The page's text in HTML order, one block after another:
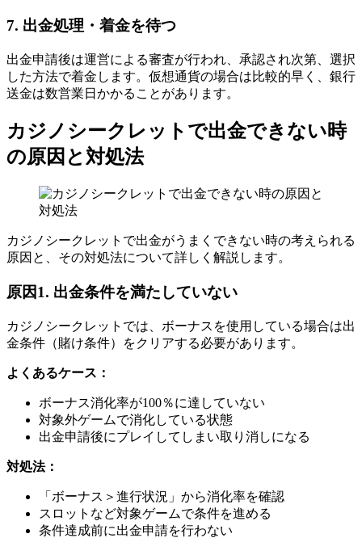
7. 出金処理・着金を待つ
出金申請後は運営による審査が行われ、承認され次第、選択
した方法で着金します。仮想通貨の場合は比較的早く、銀行
送金は数営業日かかることがあります。
カジノシークレットで出金できない時
の原因と対処法
カジノシークレットで出金がうまくできない時の考えられる
原因と、その対処法について詳しく解説します。
原因1. 出金条件を満たしていない
カジノシークレットでは、ボーナスを使用している場合は出
金条件（賭け条件）をクリアする必要があります。
よくあるケース：
ボーナス消化率が100％に達していない
対象外ゲームで消化している状態
出金申請後にプレイしてしまい取り消しになる
対処法：
「ボーナス＞進行状況」から消化率を確認
スロットなど対象ゲームで条件を進める
条件達成前に出金申請を行わない